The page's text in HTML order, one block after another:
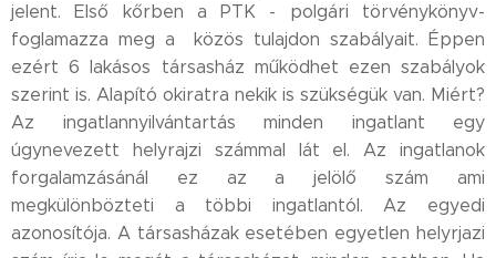
jelent. Első kőrben a PTK - polgári törvénykönyv-
foglamazza meg a közös tulajdon szabályait. Éppen
ezért 6 lakásos társasház működhet ezen szabályok
szerint is. Alapító okiratra nekik is szükségük van. Miért?
Az ingatlannyilvántartás minden ingatlant egy
úgynevezett helyrajzi számmal lát el. Az ingatlanok
forgalamzásánál ez az a jelölő szám ami
megkülönbözteti a többi ingatlantól. Az egyedi
azonosítója. A társasházak esetében egyetlen helyrjazi